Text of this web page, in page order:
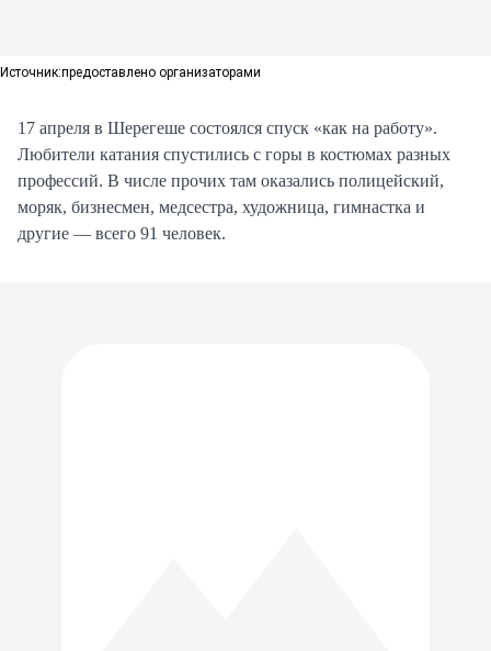
Источник:предоставлено организаторами
17 апреля в Шерегеше состоялся спуск «как на работу».
Любители катания спустились с горы в костюмах разных
профессий. В числе прочих там оказались полицейский,
моряк, бизнесмен, медсестра, художница, гимнастка и
другие — всего 91 человек.